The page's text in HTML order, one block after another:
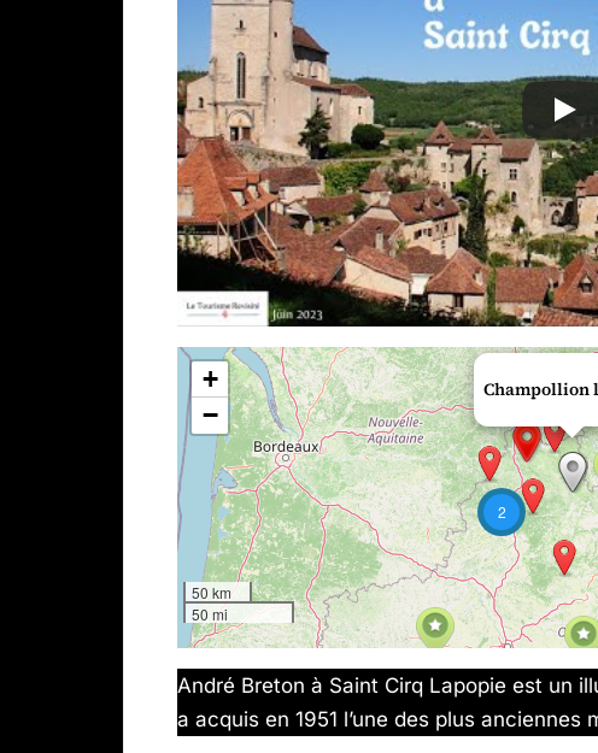
2
Champollion
+
−
50 km
50 mi
André Breton à Saint Cirq Lapopie est un
a acquis en 1951 l’une des plus anciennes